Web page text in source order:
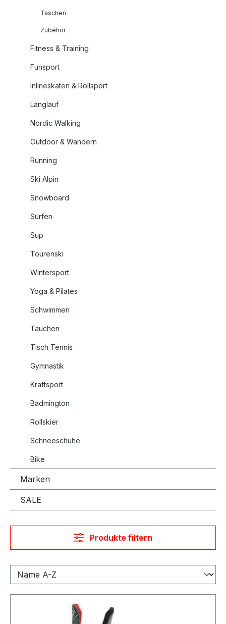
Taschen
Zubehör
Fitness & Training
Funsport
Inlineskaten & Rollsport
Langlauf
Nordic Walking
Outdoor & Wandern
Running
Ski Alpin
Snowboard
Surfen
Sup
Tourenski
Wintersport
Yoga & Pilates
Schwimmen
Tauchen
Tisch Tennis
Gymnastik
Kraftsport
Badmington
Rollskier
Schneeschuhe
Bike
Marken
SALE
Produkte filtern